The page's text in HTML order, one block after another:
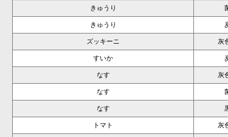
きゅうり
きゅうり
ズッキーニ 灰
すいか
なす 灰
なす
なす
トマト 灰